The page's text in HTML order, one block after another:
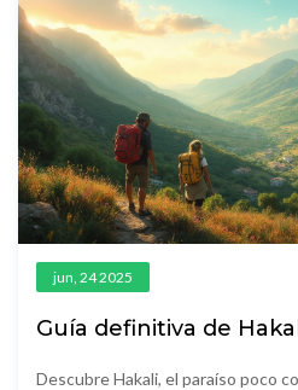
jun, 24 2025
Guía definitiva de
Descubre Hakali, el paraíso poco